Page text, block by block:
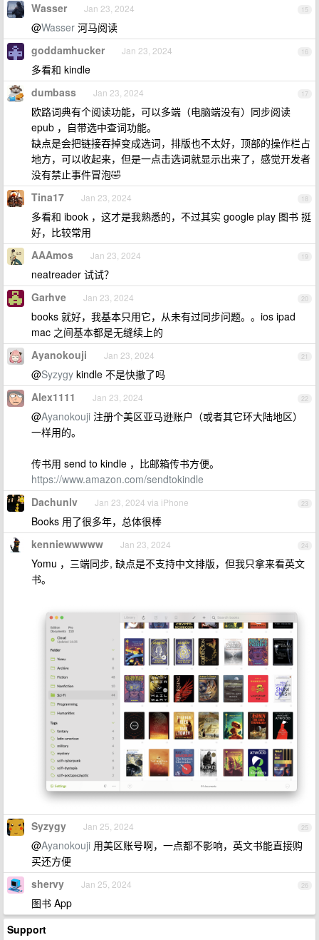
15
Wasser Jan 23, 2024
@Wasser 河马阅读
16
goddamhucker Jan 23, 2024
多看和 kindle
17
dumbass Jan 23, 2024
欧路词典有个阅读功能，可以多端（电脑端没有）同步阅读
epub ，自带选中查词功能。
缺点是会把链接吞掉变成选词，排版也不太好，顶部的操作栏占
地方，可以收起来，但是一点击选词就显示出来了，感觉开发者
没有禁止事件冒泡🤣
18
Tina17 Jan 23, 2024
多看和 ibook ，这才是我熟悉的，不过其实 google play 图书 挺
好，比较常用
19
AAAmos Jan 23, 2024
neatreader 试试？
20
Garhve Jan 23, 2024
books 就好，我基本只用它，从未有过同步问题。。ios ipad
mac 之间基本都是无缝续上的
21
Ayanokouji Jan 23, 2024
@Syzygy kindle 不是快撤了吗
22
Alex1111 Jan 23, 2024
@Ayanokouji 注册个美区亚马逊账户（或者其它环大陆地区）
一样用的。
传书用 send to kindle ，比邮箱传书方便。
https://www.amazon.com/sendtokindle
23
Dachunlv Jan 23, 2024 via iPhone
Books 用了很多年，总体很棒
24
kenniewwwww Jan 23, 2024
Yomu ，三端同步, 缺点是不支持中文排版，但我只拿来看英文
书。
25
Syzygy Jan 25, 2024
@Ayanokouji 用美区账号啊，一点都不影响，英文书能直接购
买还方便
26
shervy Jan 25, 2024
图书 App
Support